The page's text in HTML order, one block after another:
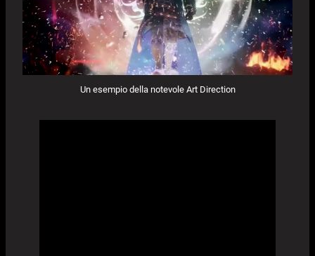
Un esempio della notevole Art Direction